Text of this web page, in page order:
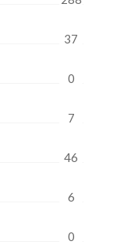
37
0
7
46
6
0